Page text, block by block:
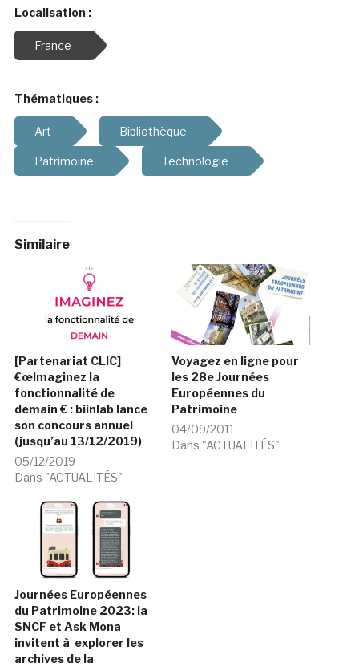
Localisation :
France
Thématiques :
Art Bibliothèque
Patrimoine Technologie
Similaire
[Partenariat CLIC]
€œImaginez la
fonctionnalité de
demain € : biinlab lance
son concours annuel
(jusqu’au 13/12/2019)
05/12/2019
Dans "ACTUALITÉS"
Voyagez en ligne pour
les 28e Journées
Européennes du
Patrimoine
04/09/2011
Dans "ACTUALITÉS"
Journées Européennes
du Patrimoine 2023: la
SNCF et Ask Mona
invitent à explorer les
archives de la